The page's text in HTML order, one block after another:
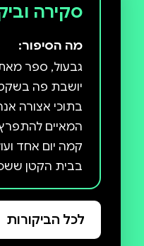
סקירה
מה הסיפור:
גבעול, ספר
יושבת פה
בתוכי אצורה
המאיים
קמה יום אחד
בבית הקטן
מבשלת ארוחת
לא־ערב,
מכתבים לא לה,
לכל הביקורות